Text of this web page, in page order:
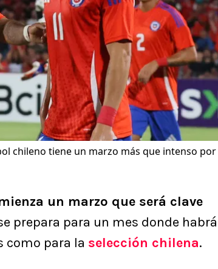
chileno tiene un marzo más que intenso por
un marzo que será clave
prepara para un mes donde habrá
como para la selección chilena.